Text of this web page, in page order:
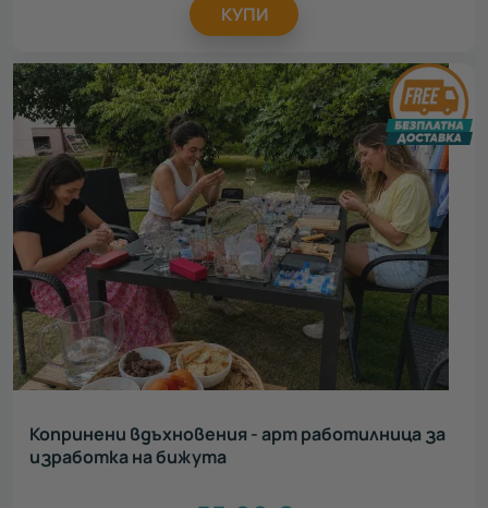
КУПИ
Копринени вдъхновения - арт работилница за
изработка на бижута